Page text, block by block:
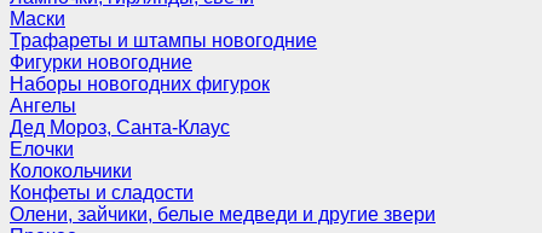
Маски
Трафареты и штампы новогодние
Фигурки новогодние
Наборы новогодних фигурок
Ангелы
Дед Мороз, Санта-Клаус
Елочки
Колокольчики
Конфеты и сладости
Олени, зайчики, белые медведи и другие звери